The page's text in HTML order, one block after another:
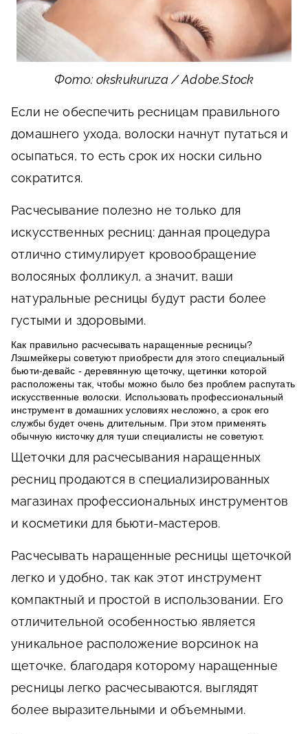
Фото: okskukuruza / Adobe.Stock
Если не обеспечить ресницам правильного
домашнего ухода, волоски начнут путаться и
осыпаться, то есть срок их носки сильно
сократится.
Расчесывание полезно не только для
искусственных ресниц: данная процедура
отлично стимулирует кровообращение
волосяных фолликул, а значит, ваши
натуральные ресницы будут расти более
густыми и здоровыми.
Как правильно расчесывать наращенные ресницы?
Лэшмейкеры советуют приобрести для этого специальный
бьюти-девайс - деревянную щеточку, щетинки которой
расположены так, чтобы можно было без проблем распутать
искусственные волоски. Использовать профессиональный
инструмент в домашних условиях несложно, а срок его
службы будет очень длительным. При этом применять
обычную кисточку для туши специалисты не советуют.
Щеточки для расчесывания наращенных
ресниц продаются в специализированных
магазинах профессиональных инструментов
и косметики для бьюти-мастеров.
Расчесывать наращенные ресницы щеточкой
легко и удобно, так как этот инструмент
компактный и простой в использовании. Его
отличительной особенностью является
уникальное расположение ворсинок на
щеточке, благодаря которому наращенные
ресницы легко расчесываются, выглядят
более выразительными и объемными.